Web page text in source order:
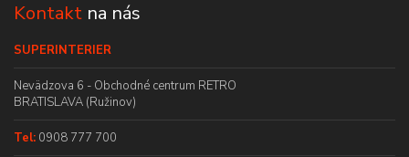
Kontakt na nás
SUPERINTERIER
Nevädzova 6 - Obchodné centrum RETRO
BRATISLAVA (Ružinov)
Tel: 0908 777 700